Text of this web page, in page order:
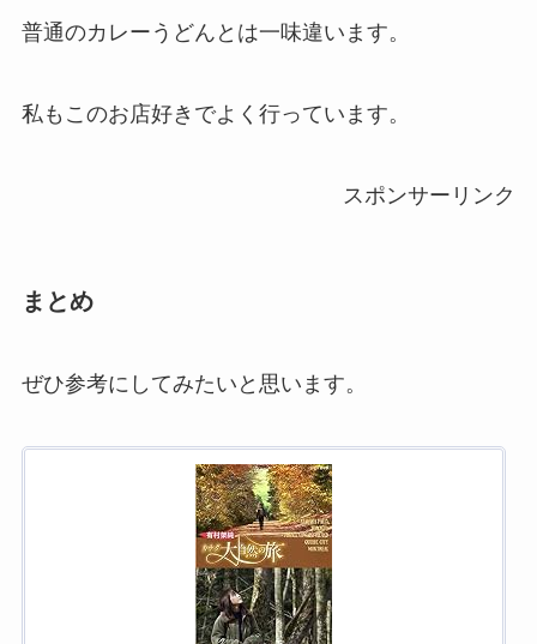
普通のカレーうどんとは一味違います。
私もこのお店好きでよく行っています。
スポンサーリンク
まとめ
ぜひ参考にしてみたいと思います。